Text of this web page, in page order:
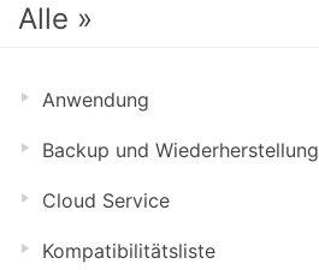
Alle »
Anwendung
Backup und Wiederherstellung
Cloud Service
Kompatibilitätsliste